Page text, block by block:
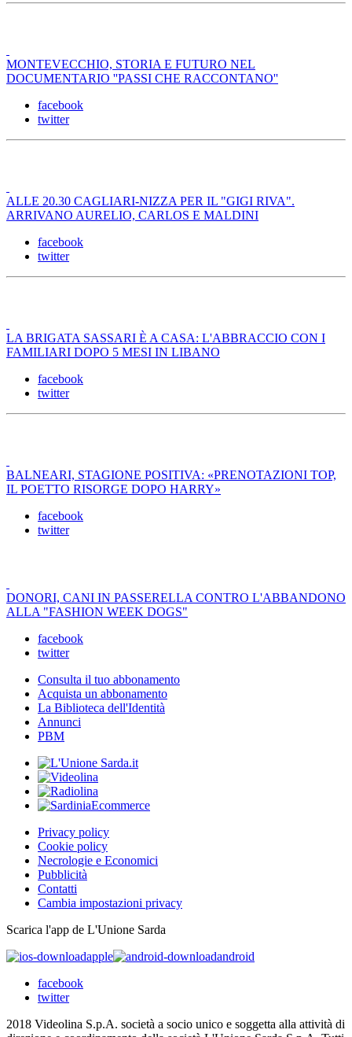
MONTEVECCHIO, STORIA E FUTURO NEL
DOCUMENTARIO ''PASSI CHE RACCONTANO''
facebook
twitter
ALLE 20.30 CAGLIARI-NIZZA PER IL "GIGI RIVA".
ARRIVANO AURELIO, CARLOS E MALDINI
facebook
twitter
LA BRIGATA SASSARI È A CASA: L'ABBRACCIO CON I
FAMILIARI DOPO 5 MESI IN LIBANO
facebook
twitter
BALNEARI, STAGIONE POSITIVA: «PRENOTAZIONI TOP,
IL POETTO RISORGE DOPO HARRY»
facebook
twitter
DONORI, CANI IN PASSERELLA CONTRO L'ABBANDONO
ALLA "FASHION WEEK DOGS"
facebook
twitter
Consulta il tuo abbonamento
Acquista un abbonamento
La Biblioteca dell'Identità
Annunci
PBM
Privacy policy
Cookie policy
Necrologie e Economici
Pubblicità
Contatti
Cambia impostazioni privacy
Scarica l'app de L'Unione Sarda
apple
android
facebook
twitter
2018 Videolina S.p.A. società a socio unico e soggetta alla attività di